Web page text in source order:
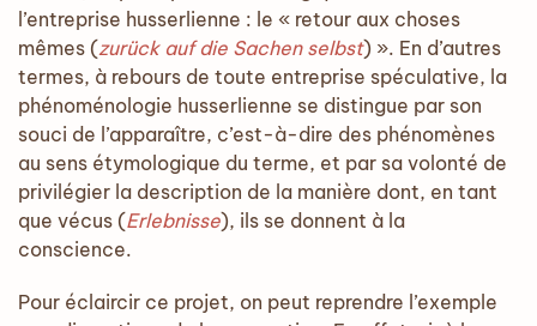
l’entreprise husserlienne : le « retour aux choses
mêmes (zurück auf die Sachen selbst) ». En d’autres
termes, à rebours de toute entreprise spéculative, la
phénoménologie husserlienne se distingue par son
souci de l’apparaître, c’est-à-dire des phénomènes
au sens étymologique du terme, et par sa volonté de
privilégier la description de la manière dont, en tant
que vécus (Erlebnisse), ils se donnent à la
conscience.
Pour éclaircir ce projet, on peut reprendre l’exemple